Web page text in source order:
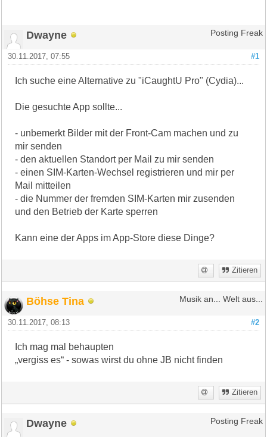
Dwayne Posting Freak
#1
30.11.2017, 07:55
Ich suche eine Alternative zu "iCaughtU Pro" (Cydia)...
Die gesuchte App sollte...
- unbemerkt Bilder mit der Front-Cam machen und zu
mir senden
- den aktuellen Standort per Mail zu mir senden
- einen SIM-Karten-Wechsel registrieren und mir per
Mail mitteilen
- die Nummer der fremden SIM-Karten mir zusenden
und den Betrieb der Karte sperren
Kann eine der Apps im App-Store diese Dinge?
Zitieren
Böhse Tina Musik an... Welt aus...
#2
30.11.2017, 08:13
Ich mag mal behaupten
„vergiss es“ - sowas wirst du ohne JB nicht finden
Zitieren
Dwayne Posting Freak